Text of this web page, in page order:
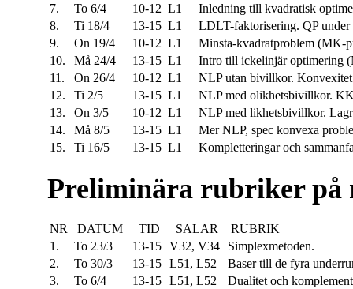
7.
To 6/4 10-12 L1
Inledning till kvadratisk
8.
Ti 18/4 13-15 L1
LDLT-faktorisering. QP
9.
On 19/4 10-12 L1
Minsta-kvadratproblem (MK-
10.
Må 24/4 13-15 L1
Intro till ickelinjär optimering
11.
On 26/4 10-12 L1
NLP utan bivillkor.
12.
Ti 2/5 13-15 L1
NLP med olikhetsbivillkor.
13.
On 3/5 10-12 L1
NLP med likhetsbivillkor.
14.
Må 8/5 13-15 L1
Mer NLP, spec konvexa
15.
Ti 16/5 13-15 L1 Kompletteringar och
Preliminära rubriker på
NR DATUM TID SALAR
RUBRIK
1.
To 23/3 13-15 V32, V34
Simplexmetoden.
2.
To 30/3 13-15 L51, L52
Baser till de fyra
3.
To 6/4 13-15 L51, L52
Dualitet och